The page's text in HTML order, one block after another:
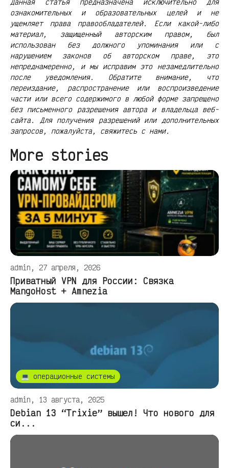
Данная статья предназначена исключительно для
ознакомительных и образовательных целей и не
ущемляет права правообладателей. Если какой-либо
материал, защищенный авторским правом, был
использован без должного упоминания или с
нарушением законов об авторском праве, это
непреднамеренно, и мы исправим это незамедлительно
после уведомления. Обратите внимание, что
переиздание, распространение или воспроизведение
части или всего содержимого в любой форме запрещено
без письменного разрешения автора и владельца веб-
сайта. Для получения разрешений или дополнительных
запросов, пожалуйста, свяжитесь с нами.
More stories
admin, 27 апреля, 2026
Приватный VPN для России: Связка
MangoHost + Amnezia
💻 операционные системы
admin, 13 августа, 2025
Debian 13 “Trixie” вышел! Что нового для
си...